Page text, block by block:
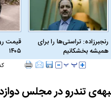
رنجبرزاده: تراستی‌ها را برای
همیشه بخشکانیم
۱۴۰۵
تندرو در مجلس